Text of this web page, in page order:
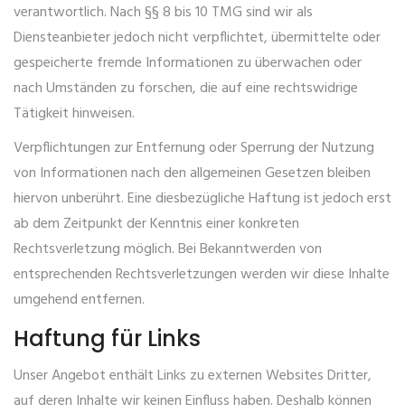
verantwortlich. Nach §§ 8 bis 10 TMG sind wir als
Diensteanbieter jedoch nicht verpflichtet, übermittelte oder
gespeicherte fremde Informationen zu überwachen oder
nach Umständen zu forschen, die auf eine rechtswidrige
Tätigkeit hinweisen.
Verpflichtungen zur Entfernung oder Sperrung der Nutzung
von Informationen nach den allgemeinen Gesetzen bleiben
hiervon unberührt. Eine diesbezügliche Haftung ist jedoch erst
ab dem Zeitpunkt der Kenntnis einer konkreten
Rechtsverletzung möglich. Bei Bekanntwerden von
entsprechenden Rechtsverletzungen werden wir diese Inhalte
umgehend entfernen.
Haftung für Links
Unser Angebot enthält Links zu externen Websites Dritter,
auf deren Inhalte wir keinen Einfluss haben. Deshalb können